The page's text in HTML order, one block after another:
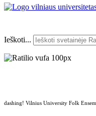
Ieškoti...
dashing! Vilnius University Folk